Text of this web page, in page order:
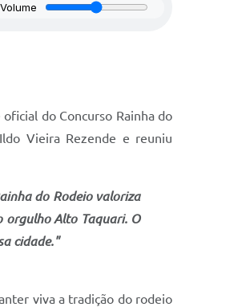
Volume
do Concurso Rainha do
Vieira Rezende e reuniu
do Rodeio valoriza
orgulho Alto Taquari. O
cidade."
viva a tradição do rodeio